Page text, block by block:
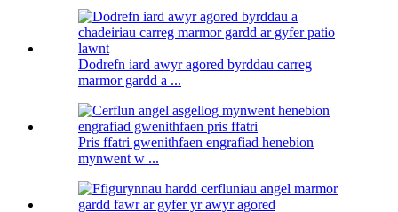
Dodrefn iard awyr agored byrddau carreg
marmor gardd a ...
Pris ffatri gwenithfaen engrafiad henebion
mynwent w ...